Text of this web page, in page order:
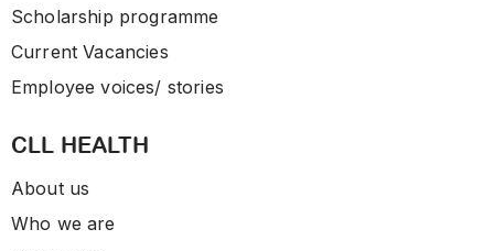
Scholarship programme
Current Vacancies
Employee voices/ stories
CLL HEALTH
About us
Who we are